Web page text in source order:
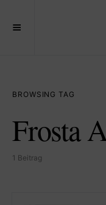
BROWSING TAG
Frosta
1 Beitrag